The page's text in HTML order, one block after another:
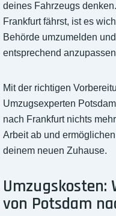
deines Fahrzeugs
Frankfurt fährst, ist es
Behörde umzumelden
entsprechend
Mit der richtigen
Umzugsexperten
nach Frankfurt nichts
Arbeit ab und
deinem neuen Zuhause.
Umzugskosten:
von Potsdam